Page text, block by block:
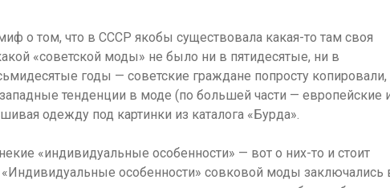
о том, что в СССР якобы существовала какая-то там своя
«советской моды» не было ни в пятидесятые, ни в
годы — советские граждане попросту копировали,
тенденции в моде (по большей части — европейские
одежду под картинки из каталога «Бурда».
«индивидуальные особенности» — вот о них-то и стоит
«Индивидуальные особенности» совковой моды заключались